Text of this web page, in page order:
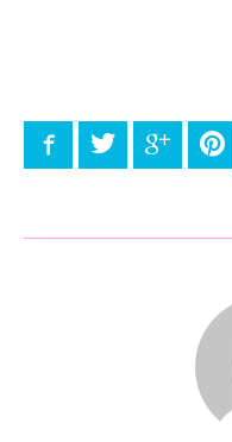
FacebookTwitter Google+